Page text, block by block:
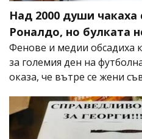
Над 2000 души чакаха
Роналдо, но булката
Фенове и медии обсадиха
за големия ден на
оказа, че вътре се жени